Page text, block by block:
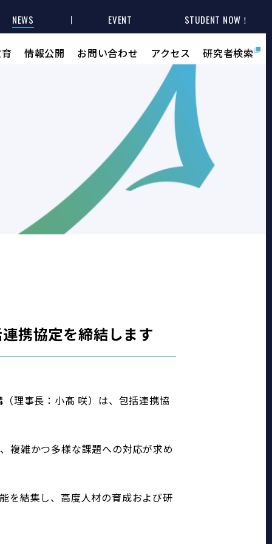
NEWS EVENT STUDENT NOW！
情報公開 お問い合わせ アクセス 研究者検索
携協定を締結します
理事長：小髙 咲）は、包括連携協
複雑かつ多様な課題への対応が求め
を結集し、高度人材の育成および研